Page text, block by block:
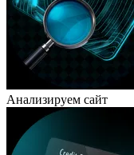
Анализируем сайт